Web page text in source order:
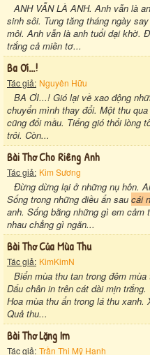
ANH VẪN LÀ ANH. Anh vẫn là
sinh sôi. Tung tăng tháng ngày
môi. Anh vẫn là anh tuổi dại khờ.
trắng cả miền tơ...
Ba Ơi...!
Tác giả: Nguyên Hữu
BA ƠI...! Gió lại về xao động
chuyển mình thay đổi. Một thu
cũng đổi mầu. Tiếng gió thổi lòng
trôi. Còn...
Bài Thơ Cho Riêng Anh
Tác giả: Kim Sương
Đừng dừng lại ở những nụ hôn.
Sống trong những điều ẩn sau cái
anh. Sống bằng những gì em cảm
nhau chẳng gì ngăn...
Bài Thơ Của Mùa Thu
Tác giả: KimKimN
Biển mùa thu tan trong đêm
Dấu chân in trên cát dài mịn
Hoa mùa thu ẩn trong lá thu xanh.
Quả thu...
Bài Thơ Lặng Im
Tác giả: Trần Thị Mỹ Hạnh